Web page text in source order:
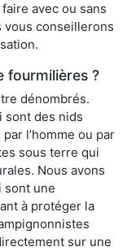
avec ou sans
vous conseillerons
fourmilières ?
dénombrés.
sont des nids
l’homme ou par
sous terre qui
Nous avons
sont une
à protéger la
sur une